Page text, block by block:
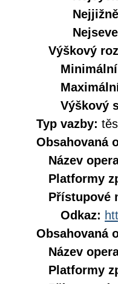
Výškový
Výškový
Typ vazby:
Obsahovaná
Název
Platformy
Přístupové
Odkaz:
Obsahovaná
Název
Platformy